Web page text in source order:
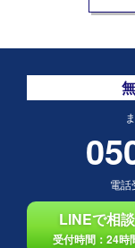
電話
LINEで相
受付時間：24時